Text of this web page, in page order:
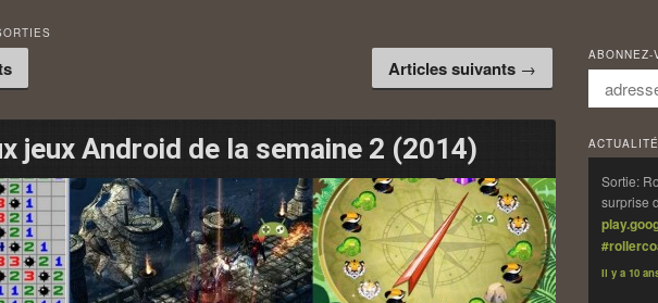
Articles suivants →
jeux Android de la semaine 2 (2014)
ABONNEZ-
Sortie:
surprise
Il y a 10